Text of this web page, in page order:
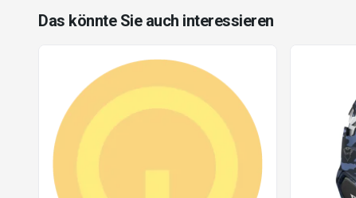
Das könnte Sie auch interessieren